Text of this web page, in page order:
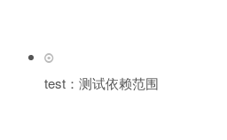
test：测试依赖范围